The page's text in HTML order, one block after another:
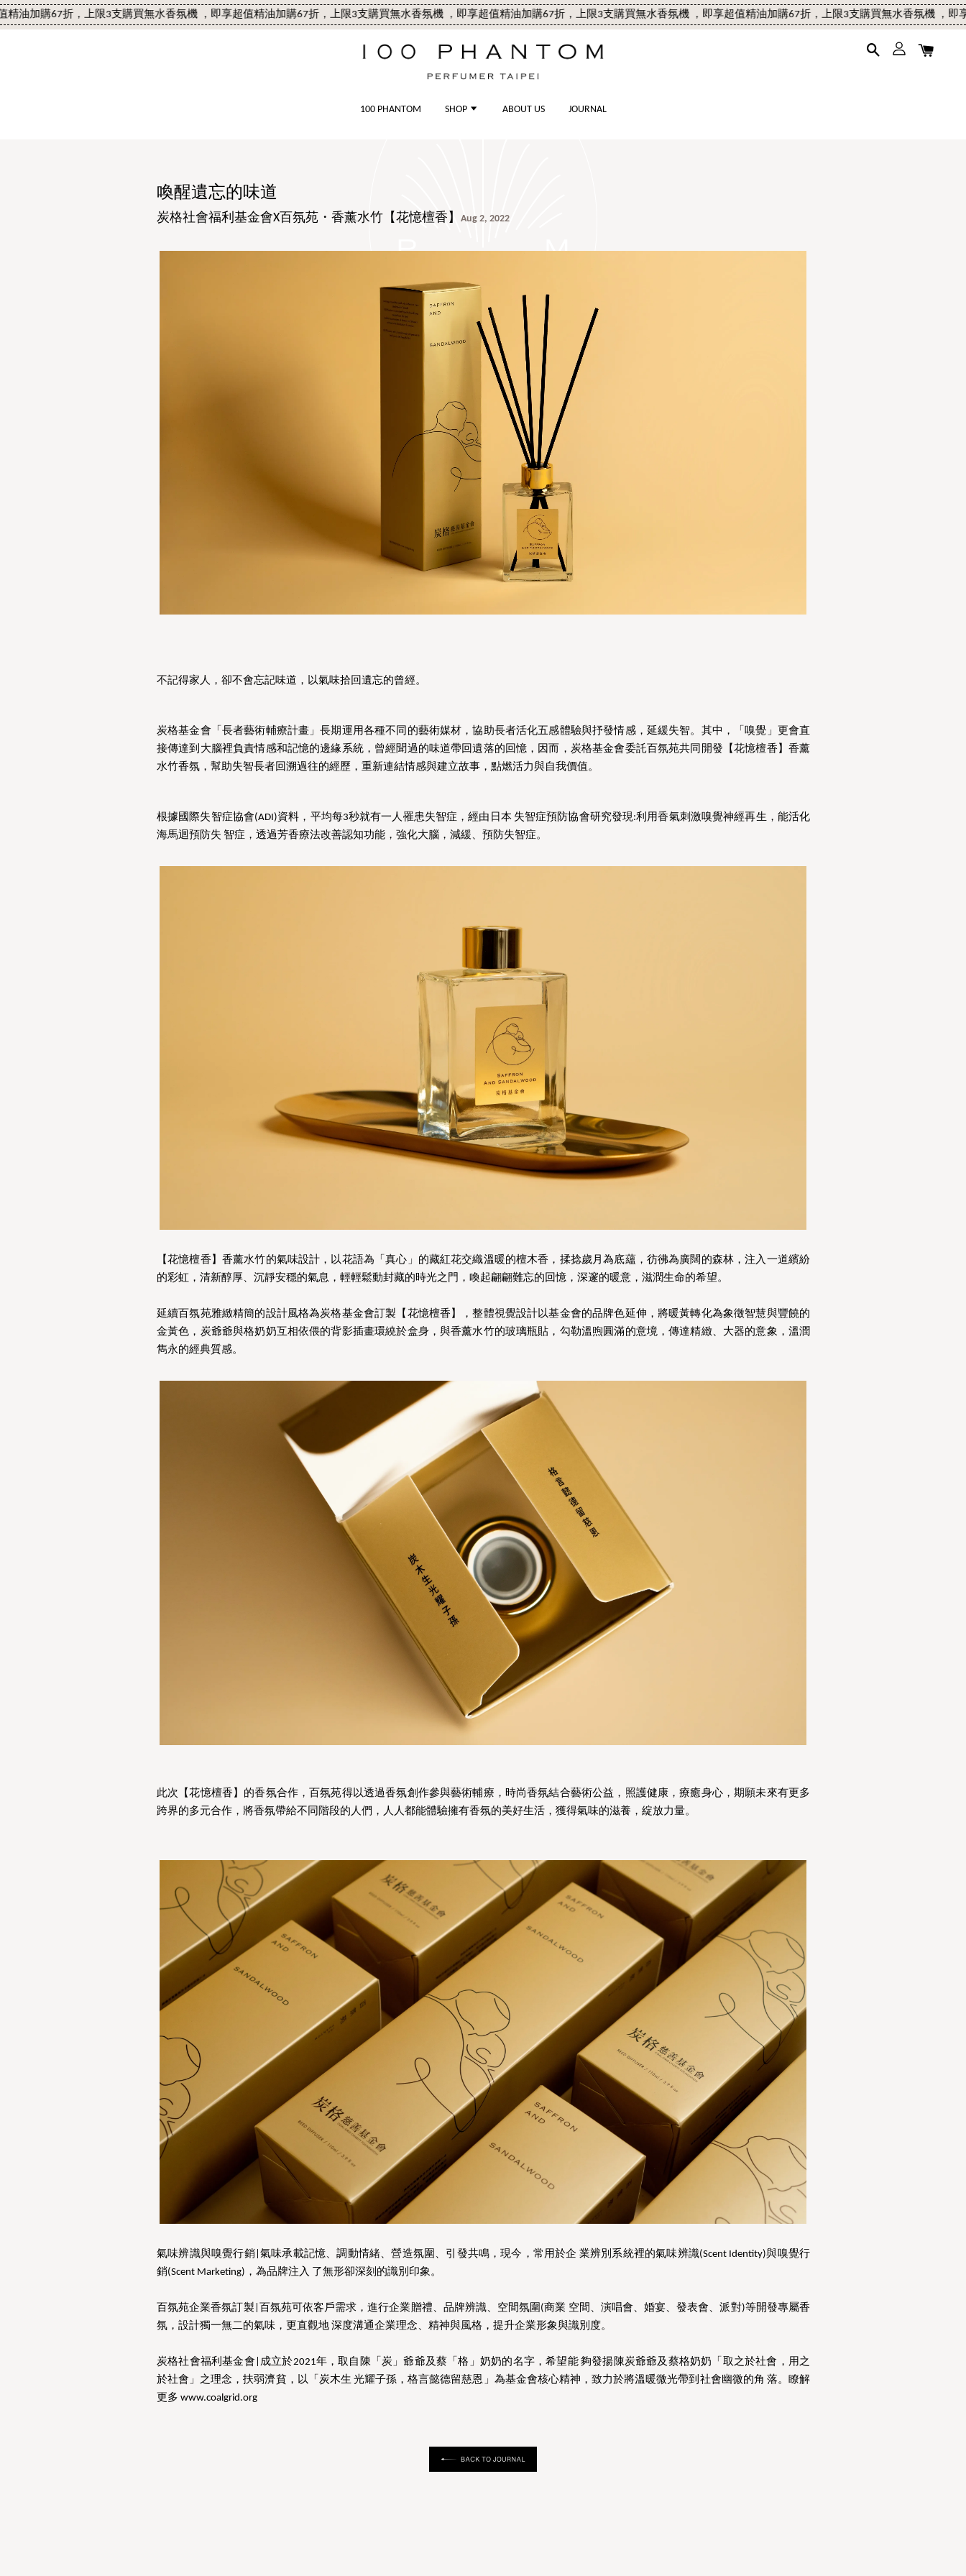
購67折，上限3支購買無水香氛機 ，即享超值精油加購67折，上限3支購買無水香氛機 ，即享超值精油加購67折，上限3支購買無水香氛機 ，即享超值精油加購67折，上限3支購買無水香氛機 ，即享超值
100 PHANTOM SHOP ABOUT US JOURNAL
喚醒遺忘的味道
炭格社會福利基金會X百氛苑・香薰水竹【花憶檀香】 Aug 2, 2022
不記得家人，卻不會忘記味道，以氣味拾回遺忘的曾經。
炭格基金會「長者藝術輔療計畫」長期運用各種不同的藝術媒材，協助長者活化五感體驗與抒發情感，延緩失智。其中，「嗅覺」更會直
接傳達到大腦裡負責情感和記憶的邊緣系統，曾經聞過的味道帶回遺落的回憶，因而，炭格基金會委託百氛苑共同開發【花憶檀香】香薰
水竹香氛，幫助失智長者回溯過往的經歷，重新連結情感與建立故事，點燃活力與自我價值。
根據國際失智症協會(ADI)資料，平均每3秒就有一人罹患失智症，經由日本 失智症預防協會研究發現:利用香氣刺激嗅覺神經再生，能活化
海馬迴預防失 智症，透過芳香療法改善認知功能，強化大腦，減緩、預防失智症。
【花憶檀香】香薰水竹的氣味設計，以花語為「真心」的藏紅花交織溫暖的檀木香，揉捻歲月為底蘊，彷彿為廣闊的森林，注入一道繽紛
的彩虹，清新醇厚、沉靜安穩的氣息，輕輕鬆動封藏的時光之門，喚起翩翩難忘的回憶，深邃的暖意，滋潤生命的希望。
延續百氛苑雅緻精簡的設計風格為炭格基金會訂製【花憶檀香】，整體視覺設計以基金會的品牌色延伸，將暖黃轉化為象徵智慧與豐饒的
金黃色，炭爺爺與格奶奶互相依偎的背影插畫環繞於盒身，與香薰水竹的玻璃瓶貼，勾勒溫煦圓滿的意境，傳達精緻、大器的意象，溫潤
雋永的經典質感。
此次【花憶檀香】的香氛合作，百氛苑得以透過香氛創作參與藝術輔療，時尚香氛結合藝術公益，照護健康，療癒身心，期願未來有更多
跨界的多元合作，將香氛帶給不同階段的人們，人人都能體驗擁有香氛的美好生活，獲得氣味的滋養，綻放力量。
氣味辨識與嗅覺行銷|氣味承載記憶、調動情緒、營造氛圍、引發共鳴，現今，常用於企 業辨別系統裡的氣味辨識(Scent Identity)與嗅覺行
銷(Scent Marketing)，為品牌注入 了無形卻深刻的識別印象。
百氛苑企業香氛訂製|百氛苑可依客戶需求，進行企業贈禮、品牌辨識、空間氛圍(商業 空間、演唱會、婚宴、發表會、派對)等開發專屬香
氛，設計獨一無二的氣味，更直觀地 深度溝通企業理念、精神與風格，提升企業形象與識別度。
炭格社會福利基金會|成立於2021年，取自陳「炭」爺爺及蔡「格」奶奶的名字，希望能 夠發揚陳炭爺爺及蔡格奶奶「取之於社會，用之
於社會」之理念，扶弱濟貧，以「炭木生 光耀子孫，格言懿德留慈恩」為基金會核心精神，致力於將溫暖微光帶到社會幽微的角 落。瞭解
更多 www.coalgrid.org